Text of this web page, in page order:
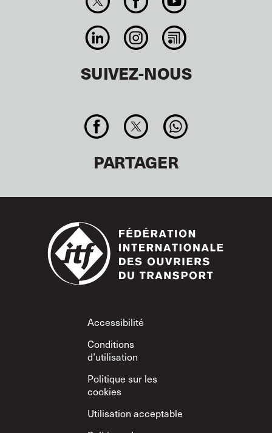
SUIVEZ-NOUS
PARTAGER
Footer
Accessibilité
Conditions
d’utilisation
Politique sur les
cookies
Utilisation acceptable